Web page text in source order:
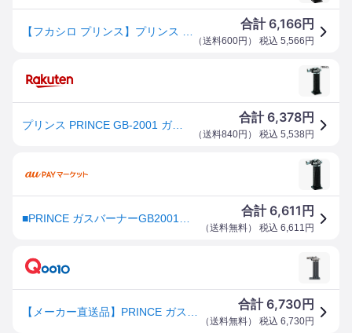
合計6,166円
（送料600円 ） 税込 5,566 円
プリンス PRINCE GB-2001 ガスバーナーGB2001 (1本)
合計6,378円
（送料840円 ） 税込 5,538 円
合計6,611 円
（送料無料） 税込 6,611 円
合計6,730 円
（送料無料） 税込 6,730円